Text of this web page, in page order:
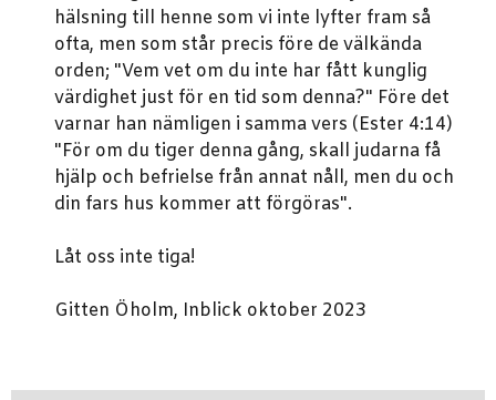
hälsning till henne som vi inte lyfter fram så
ofta, men som står precis före de välkända
orden; "Vem vet om du inte har fått kunglig
värdighet just för en tid som denna?" Före det
varnar han nämligen i samma vers (Ester 4:14)
"För om du tiger denna gång, skall judarna få
hjälp och befrielse från annat nåll, men du och
din fars hus kommer att förgöras".
Låt oss inte tiga!
Gitten Öholm, Inblick oktober 2023